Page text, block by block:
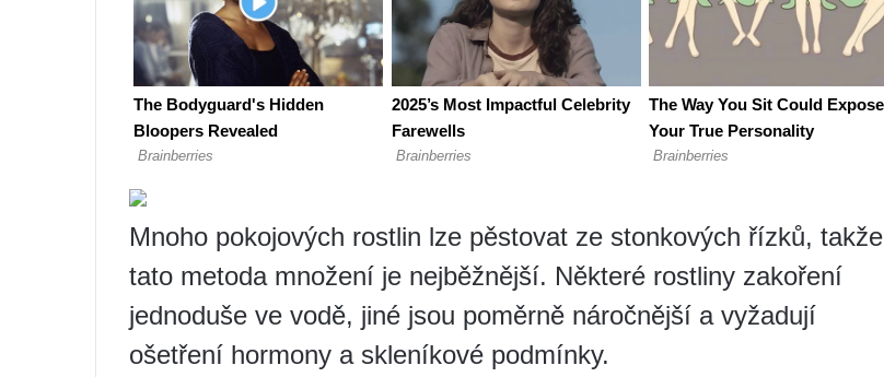
Mnoho pokojových rostlin lze pěstovat ze stonkových řízků, takže
tato metoda množení je nejběžnější. Některé rostliny zakoření
jednoduše ve vodě, jiné jsou poměrně náročnější a vyžadují
ošetření hormony a skleníkové podmínky.